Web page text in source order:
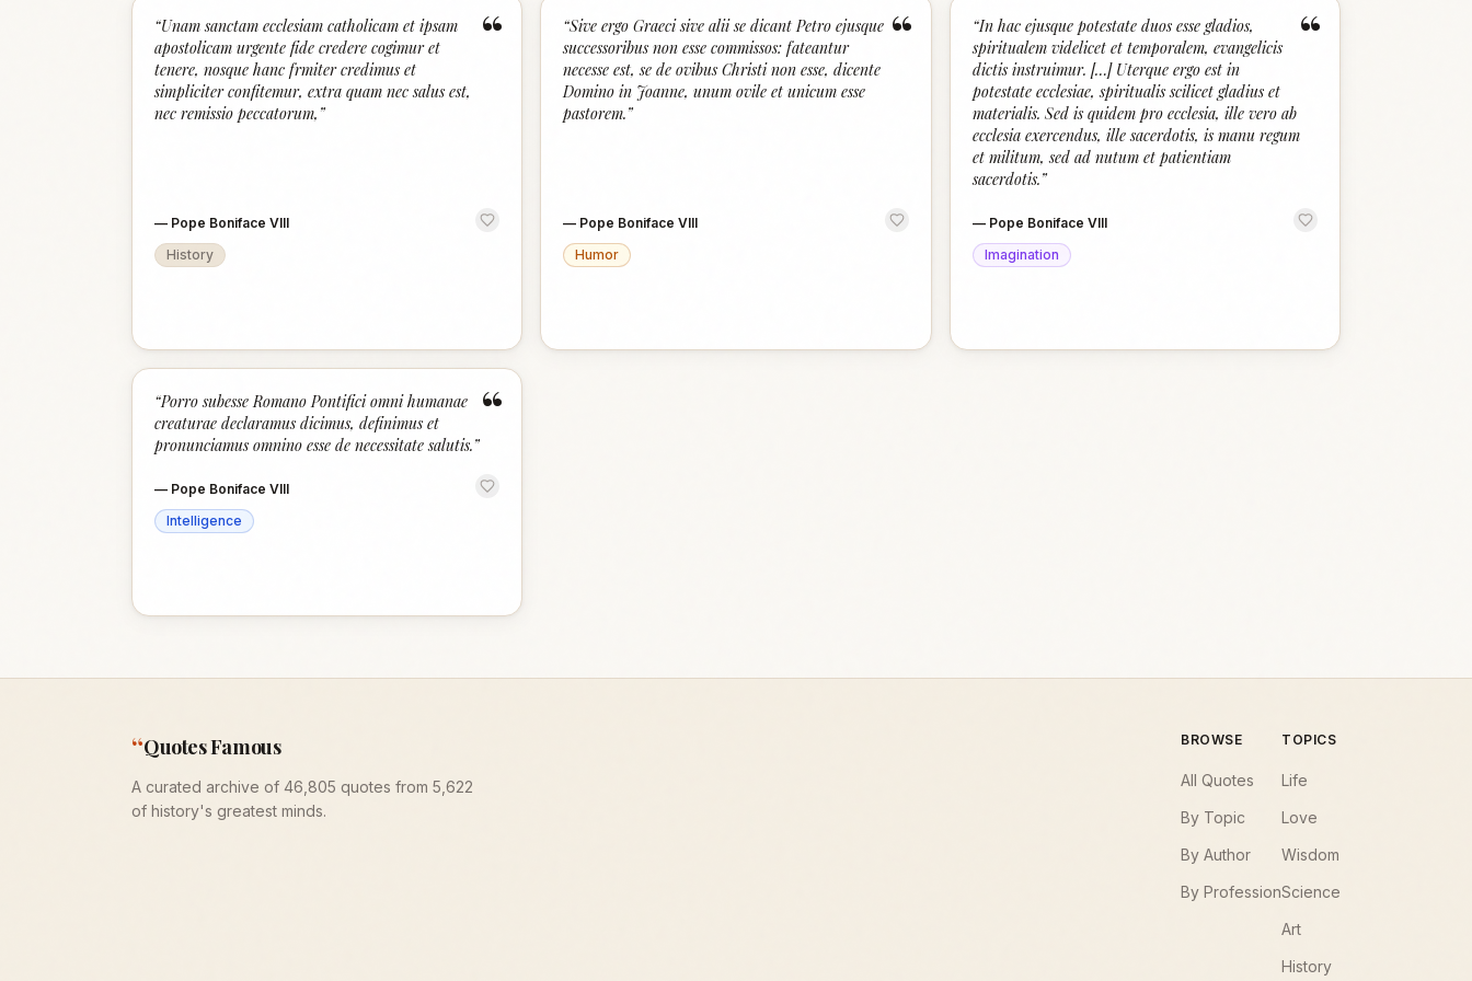
“
“Unam sanctam ecclesiam catholicam et ipsam
apostolicam urgente fide credere cogimur et
tenere, nosque hanc frmiter credimus et
simpliciter confitemur, extra quam nec salus est,
nec remissio peccatorum, ”
— Pope Boniface VIII
History
“
“Sive ergo Graeci sive alii se dicant Petro ejusque
successoribus non esse commissos: fateantur
necesse est, se de ovibus Christi non esse, dicente
Domino in Joanne, unum ovile et unicum esse
pastorem.”
— Pope Boniface VIII
Humor
“
“In hac ejusque potestate duos esse gladios,
spiritualem videlicet et temporalem, evangelicis
dictis instruimur. […] Uterque ergo est in
potestate ecclesiae, spiritualis scilicet gladius et
materialis. Sed is quidem pro ecclesia, ille vero ab
ecclesia exercendus, ille sacerdotis, is manu regum
et militum, sed ad nutum et patientiam
sacerdotis.”
— Pope Boniface VIII
Imagination
“
“Porro subesse Romano Pontifici omni humanae
creaturae declaramus dicimus, definimus et
pronunciamus omnino esse de necessitate salutis.”
— Pope Boniface VIII
Intelligence
“Quotes Famous
A curated archive of 46,805 quotes from 5,622
of history's greatest minds.
BROWSE
All Quotes
By Topic
By Author
By Profession
TOPICS
Life
Love
Wisdom
Science
Art
History